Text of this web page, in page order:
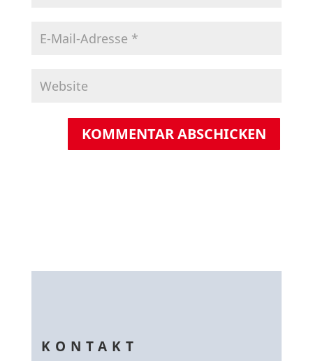
KOMMENTAR ABSCHICKEN
KONTAKT